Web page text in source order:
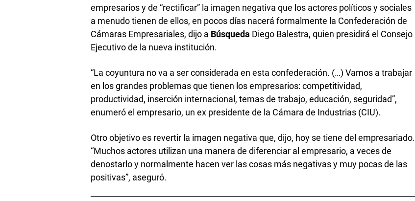
empresarios y de “rectificar” la imagen negativa que los actores políticos y sociales
a menudo tienen de ellos, en pocos días nacerá formalmente la Confederación de
Cámaras Empresariales, dijo a Búsqueda Diego Balestra, quien presidirá el Consejo
Ejecutivo de la nueva institución.
“La coyuntura no va a ser considerada en esta confederación. (…) Vamos a trabajar
en los grandes problemas que tienen los empresarios: competitividad,
productividad, inserción internacional, temas de trabajo, educación, seguridad”,
enumeró el empresario, un ex presidente de la Cámara de Industrias (CIU).
Otro objetivo es revertir la imagen negativa que, dijo, hoy se tiene del empresariado.
“Muchos actores utilizan una manera de diferenciar al empresario, a veces de
denostarlo y normalmente hacen ver las cosas más negativas y muy pocas de las
positivas”, aseguró.